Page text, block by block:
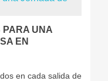
PARA UNA
EN
en cada salida de